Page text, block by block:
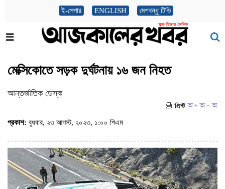
ই-পেপার ENGLISH দেশবন্ধু টিভি
মেক্সিকোতে সড়ক দুর্ঘটনায় ১৬ জন নিহত
আন্তর্জাতিক ডেস্ক
প্রকাশ: বুধবার, ২৩ আগস্ট, ২০২৩, ১:০০ পিএম